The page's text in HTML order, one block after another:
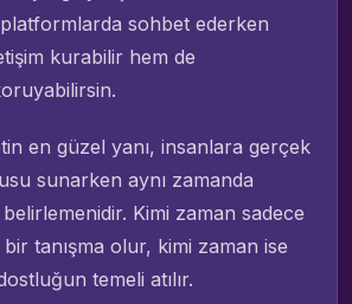
sohbet ederken
kurabilir hem de
en güzel yanı, insanlara gerçek
sunarken aynı zamanda
belirlemenidir. Kimi zaman sadece
tanışma olur, kimi zaman ise
temeli atılır.